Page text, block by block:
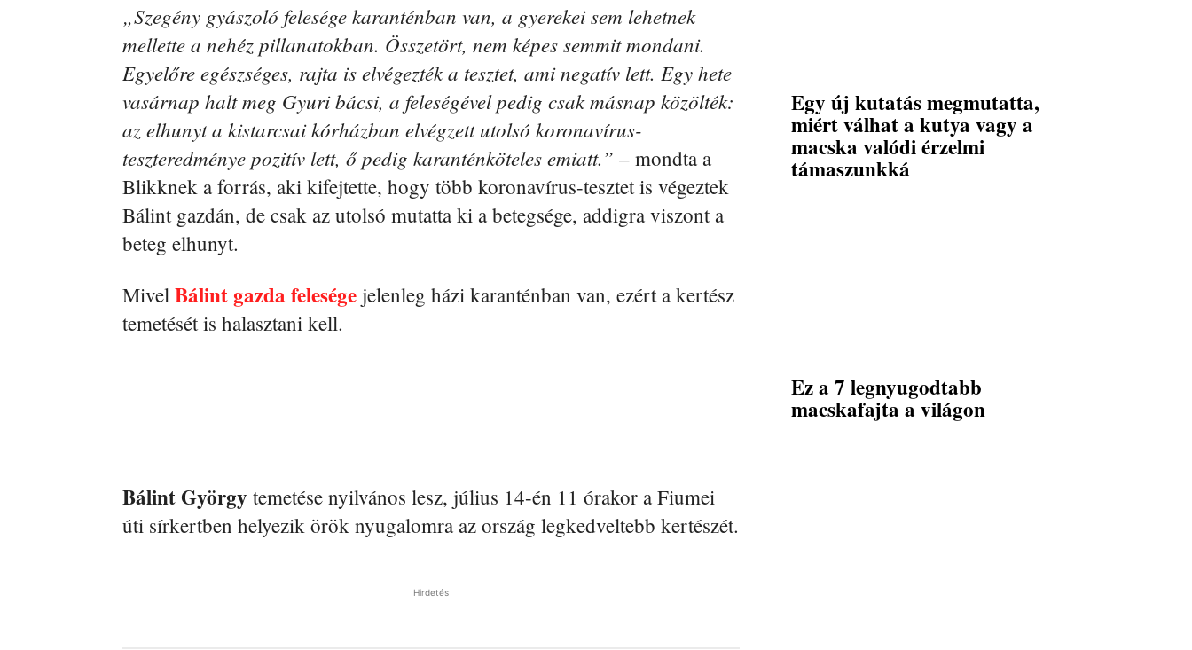
„Szegény gyászoló felesége karanténban van, a gyerekei sem lehetnek
mellette a nehéz pillanatokban. Összetört, nem képes semmit mondani.
Egyelőre egészséges, rajta is elvégezték a tesztet, ami negatív lett. Egy hete
vasárnap halt meg Gyuri bácsi, a feleségével pedig csak másnap közölték:
az elhunyt a kistarcsai kórházban elvégzett utolsó koronavírus-
teszteredménye pozitív lett, ő pedig karanténköteles emiatt.” – mondta a
Blikknek a forrás, aki kifejtette, hogy több koronavírus-tesztet is végeztek
Bálint gazdán, de csak az utolsó mutatta ki a betegsége, addigra viszont a
beteg elhunyt.
Mivel Bálint gazda felesége jelenleg házi karanténban van, ezért a kertész
temetését is halasztani kell.
Bálint György temetése nyilvános lesz, július 14-én 11 órakor a Fiumei
úti sírkertben helyezik örök nyugalomra az ország legkedveltebb kertészét.
Hirdetés
Egy új kutatás megmutatta,
miért válhat a kutya vagy a
macska valódi érzelmi
támaszunkká
Ez a 7 legnyugodtabb
macskafajta a világon